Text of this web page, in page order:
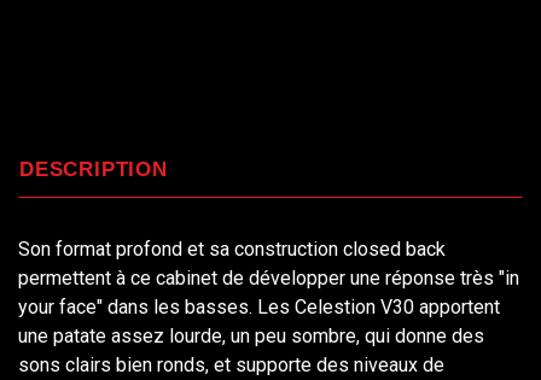
DESCRIPTION
Son format profond et sa construction closed back
permettent à ce cabinet de développer une réponse très "in
your face" dans les basses. Les Celestion V30 apportent
une patate assez lourde, un peu sombre, qui donne des
sons clairs bien ronds, et supporte des niveaux de